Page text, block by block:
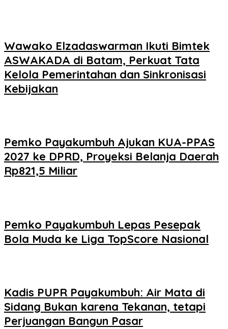
Wawako Elzadaswarman Ikuti Bimtek
ASWAKADA di Batam, Perkuat Tata
Kelola Pemerintahan dan Sinkronisasi
Kebijakan
Pemko Payakumbuh Ajukan KUA-PPAS
2027 ke DPRD, Proyeksi Belanja Daerah
Rp821,5 Miliar
Pemko Payakumbuh Lepas Pesepak
Bola Muda ke Liga TopScore Nasional
Kadis PUPR Payakumbuh: Air Mata di
Sidang Bukan karena Tekanan, tetapi
Perjuangan Bangun Pasar